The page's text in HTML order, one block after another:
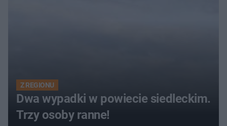
Z REGIONU
Dwa wypadki w powiecie siedleckim.
Trzy osoby ranne!